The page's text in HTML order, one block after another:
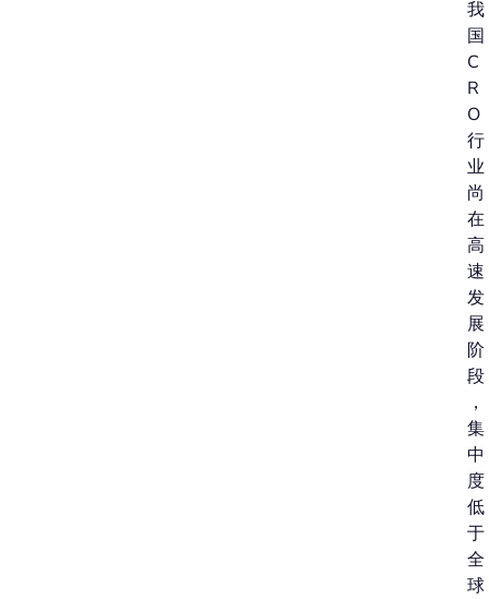
我
国
C
R
O
行
业
尚
在
高
速
发
展
阶
段
，
集
中
度
低
于
全
球